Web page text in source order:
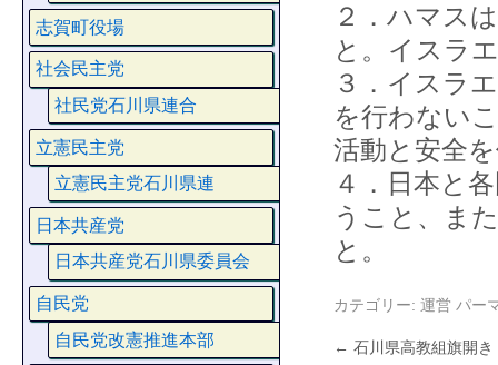
２．ハマス
と。イスラ
３．イスラ
を行わない
活動と安全
４．日本と
うこと、ま
と。
カテゴリー: 運営 パー
← 石川県高教組旗開
志賀町役場
社会民主党
社民党石川県連合
立憲民主党
立憲民主党石川県連
日本共産党
日本共産党石川県委員会
自民党
自民党改憲推進本部